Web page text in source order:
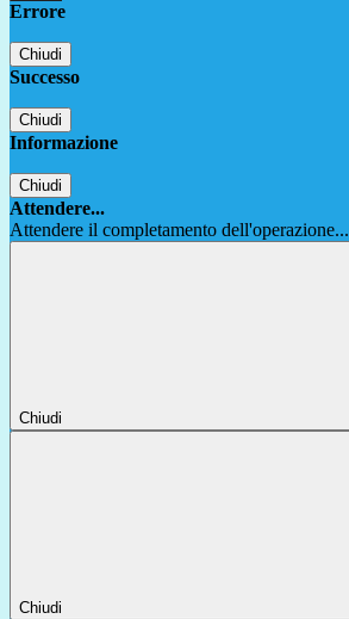
Errore
Chiudi
Successo
Chiudi
Informazione
Chiudi
Attendere...
Attendere il completamento dell'operazione...
Chiudi
Chiudi